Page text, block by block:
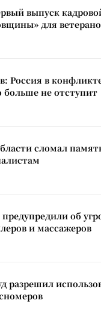
выпуск
для
Россия в
больше не отступит
сломал
об
и массажеров
разрешил